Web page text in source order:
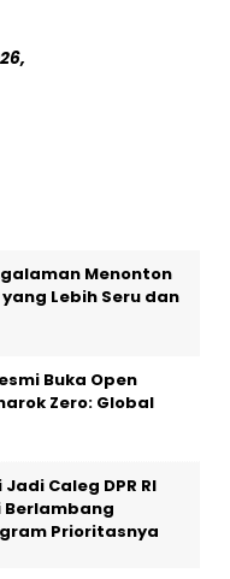
Menonton
Lebih Seru dan
Buka Open
Zero: Global
Caleg DPR RI
Prioritasnya